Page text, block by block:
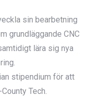
sin bearbetning
grundläggande CNC
lära sig nya
stipendium för att
Tech.